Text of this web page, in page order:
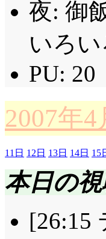
ない
ね。
とい
ルフで
ーいコ
法の事
りまし
つい
ノスト
夜: 御
いろ
PU: 20
2007年
11日 12日 13日 14日 15
本日の
[26:15